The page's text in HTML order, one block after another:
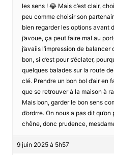
les sens ! 😂 Mais c’est clair,
peu comme choisir son
bien regarder les options avant
j’avoue, ça peut faire mal au
j’avaiis l’impression de
bon, si c’est pour s’éclater,
quelques balades sur la route
clé. Prendre un bon bol d’air en
que se retrouver à la maison à
Mais bon, garder le bon sens
d’ordrre. On nous a pas dit
chêne, donc prudence,
9 juin 2025 à 5h57